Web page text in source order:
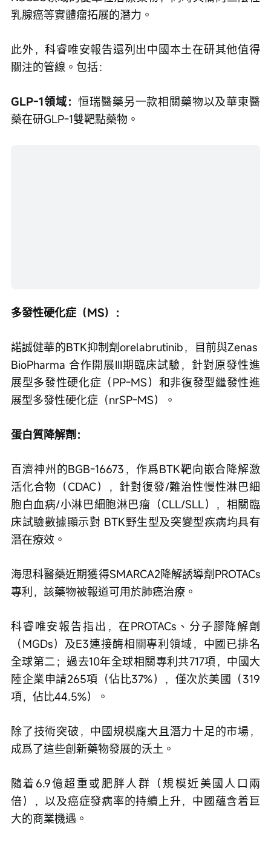
乳腺癌等實體瘤拓展的潛力。
此外，科睿唯安報告還列出中國本土在研其他值得
關注的管線。包括：
GLP-1領域：恒瑞醫藥另一款相關藥物以及華東醫
藥在研GLP-1雙靶點藥物。
多發性硬化症（MS）：
諾誠健華的BTK抑制劑orelabrutinib，目前與Zenas
BioPharma 合作開展III期臨床試驗，針對原發性進
展型多發性硬化症（PP-MS）和非復發型繼發性進
展型多發性硬化症（nrSP-MS）。
蛋白質降解劑：
百濟神州的BGB-16673，作爲BTK靶向嵌合降解激
活化合物（CDAC），針對復發/難治性慢性淋巴細
胞白血病/小淋巴細胞淋巴瘤（CLL/SLL），相關臨
床試驗數據顯示對 BTK野生型及突變型疾病均具有
潛在療效。
海思科醫藥近期獲得SMARCA2降解誘導劑PROTACs
專利，該藥物被報道可用於肺癌治療。
科睿唯安報告指出，在PROTACs、分子膠降解劑
（MGDs）及E3連接酶相關專利領域，中國已排名
全球第二；過去10年全球相關專利共717項，中國大
陸企業申請265項（佔比37%），僅次於美國（319
項，佔比44.5%）。
除了技術突破，中國規模龐大且潛力十足的市場，
成爲了這些創新藥物發展的沃土。
隨着6.9億超重或肥胖人群（規模近美國人口兩
倍），以及癌症發病率的持續上升，中國蘊含着巨
大的商業機遇。